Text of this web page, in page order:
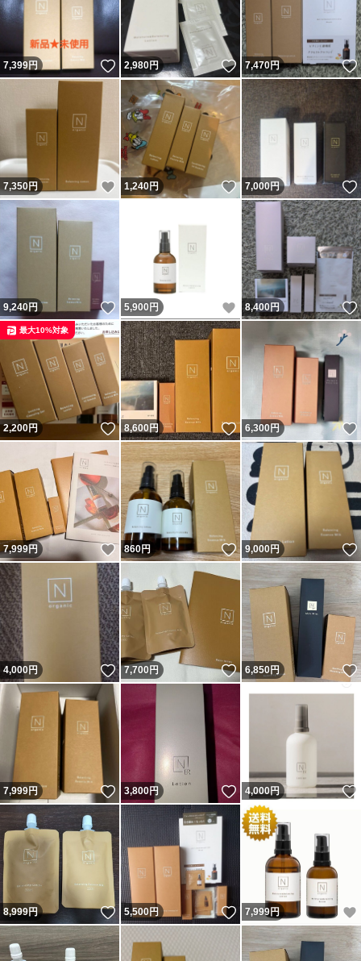
7,399円 いいね！
2,980円 いいね！
7,470円
7,350円 いいね！
1,240円 いいね！
7,000円
9,240円 いいね！
5,900 円 いいね！
8,400円
2,200円 いいね！
最大10%対象
8,600円 いいね！
6,300円
7,999円 いいね！
860円 いいね！
9,000円
4,000円 いいね！
7,700円 いいね！
6,850円
7,999円 いいね！
3,800円 いいね！
4,000円
8,999円 いいね！
5,500円 いいね！
7,999円